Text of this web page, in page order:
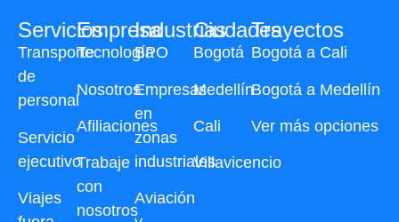
Servicios
Transporte
de
personal
Servicio
ejecutivo
Viajes
Industrias
BPO
Empresas
en
zonas
industriales
Aviación
Ciudades
Bogotá
Medellín
Cali
Villavicencio
Trayectos
Bogotá a Cali
Bogotá a Medellín
Ver más opciones
Empresa
Tecnología
Nosotros
Afiliaciones
Trabaje
con
nosotros